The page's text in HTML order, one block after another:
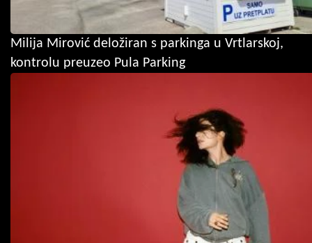
Milija Mirović deložiran s parkinga u Vrtlarskoj,
kontrolu preuzeo Pula Parking